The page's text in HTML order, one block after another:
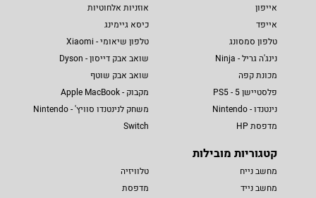
אייפון
אייפד
טלפון סמסונג
נינג'ה גריל - Ninja
מכונת קפה
פלסטיישן 5 - PS5
נינטנדו - Nintendo
מדפסת HP
אוזניות אלחוטיות
כיסא גיימינג
טלפון שיאומי - Xiaomi
שואב אבק דייסון - Dyson
שואב אבק שוטף
מקבוק - Apple MacBook
משחק לנינטנדו סוויץ' - Nintendo
Switch
קטגוריות מובילות
מחשב נייח
מחשב נייד
טלוויזיה
מדפסת